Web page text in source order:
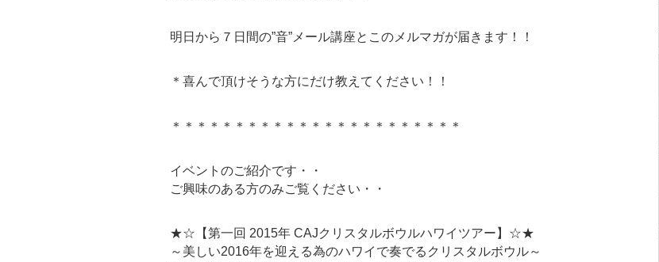
明日から７日間の”音”メール講座とこのメルマガが届きます！！
＊喜んで頂けそうな方にだけ教えてください！！
＊＊＊＊＊＊＊＊＊＊＊＊＊＊＊＊＊＊＊＊＊＊＊
イベントのご紹介です・・
ご興味のある方のみご覧ください・・
★☆【第一回 2015年 CAJクリスタルボウルハワイツアー】☆★
～美しい2016年を迎える為のハワイで奏でるクリスタルボウル～